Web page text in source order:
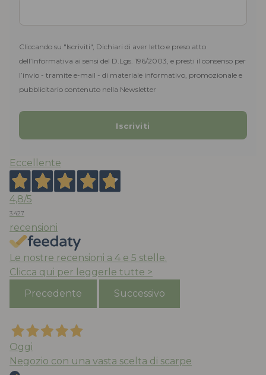
Cliccando su "Iscriviti", Dichiari di aver letto e preso atto
dell’Informativa ai sensi del D.Lgs. 196/2003, e presti il consenso per
l’invio - tramite e-mail - di materiale informativo, promozionale e
pubblicitario contenuto nella Newsletter
Eccellente
4,8/5
3.427
recensioni
Le nostre recensioni a 4 e 5 stelle.
Clicca qui per leggerle tutte >
Precedente
Successivo
Oggi
Negozio con una vasta scelta di scarpe